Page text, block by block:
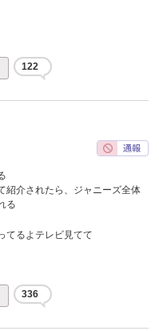
122
紹介されたら、ジャニーズ全体
る
てるよテレビ見てて
336